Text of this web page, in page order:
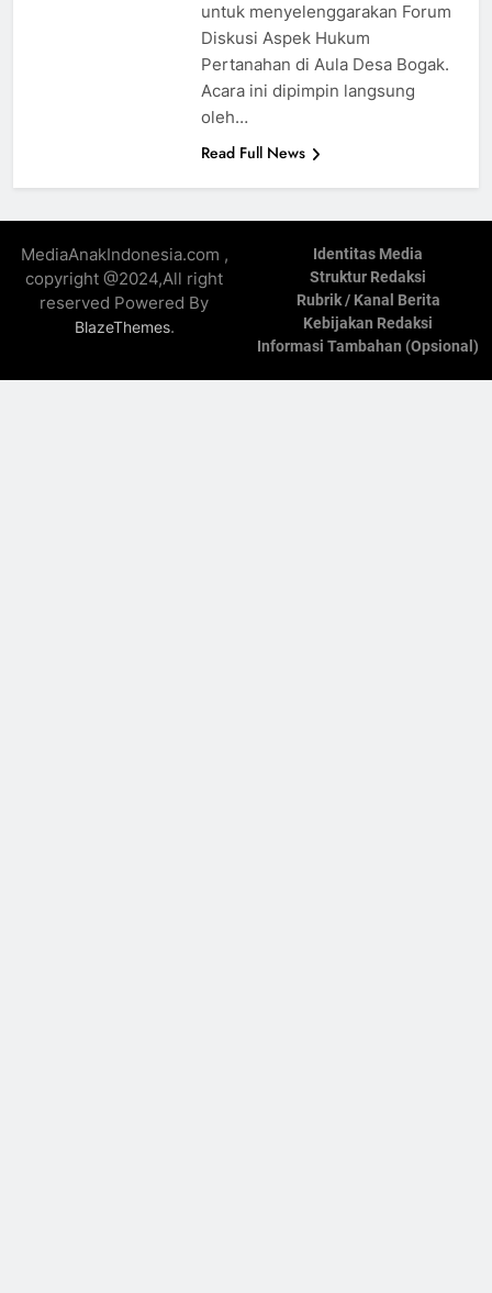
untuk menyelenggarakan Forum
Diskusi Aspek Hukum
Pertanahan di Aula Desa Bogak.
Acara ini dipimpin langsung
oleh…
Read Full News
MediaAnakIndonesia.com ,
copyright @2024,All right
reserved Powered By
BlazeThemes.
Identitas Media
Struktur Redaksi
Rubrik / Kanal Berita
Kebijakan Redaksi
Informasi Tambahan (Opsional)